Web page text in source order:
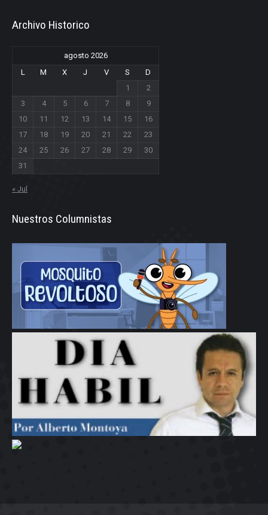
Archivo Historico
agosto 2026
L
M X J V S
D
1
2
3
4 5 6 7 8
9
10
11 12 13 14 15
16
17
18 19 20 21 22
23
24
25 26 27 28 29
30
31
« Jul
Nuestros Columnistas